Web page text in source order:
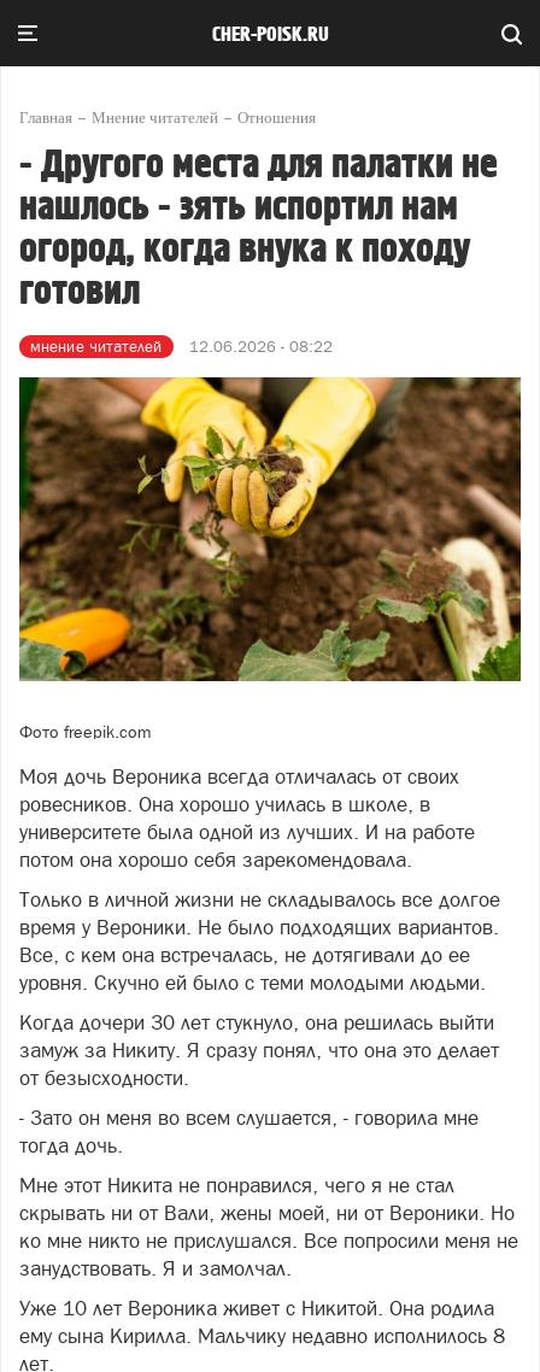
CHER-POISK.RU
Главная Мнение читателей Отношения
- Другого места для палатки не
нашлось - зять испортил нам
огород, когда внука к походу
готовил
мнение читателей 12.06.2026 - 08:22
Фото freepik.com
Моя дочь Вероника всегда отличалась от своих
ровесников. Она хорошо училась в школе, в
университете была одной из лучших. И на работе
потом она хорошо себя зарекомендовала.
Только в личной жизни не складывалось все долгое
время у Вероники. Не было подходящих вариантов.
Все, с кем она встречалась, не дотягивали до ее
уровня. Скучно ей было с теми молодыми людьми.
Когда дочери 30 лет стукнуло, она решилась выйти
замуж за Никиту. Я сразу понял, что она это делает
от безысходности.
- Зато он меня во всем слушается, - говорила мне
тогда дочь.
Мне этот Никита не понравился, чего я не стал
скрывать ни от Вали, жены моей, ни от Вероники. Но
ко мне никто не прислушался. Все попросили меня не
занудствовать. Я и замолчал.
Уже 10 лет Вероника живет с Никитой. Она родила
ему сына Кирилла. Мальчику недавно исполнилось 8
лет.